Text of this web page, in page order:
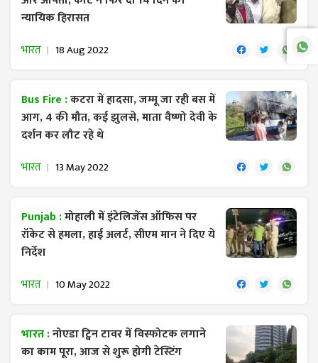
न्यायिक हिरासत
भारत 18 Aug 2022
Bus Fire :कटरा में हादसा, जम्मू जा रही बस में
आग, 4 की मौत, कई झुलसे, माता वैष्णो देवी के
दर्शन कर लौट रहे थे
भारत 13 May 2022
Punjab :मोहाली में इंटेलिजेंस ऑफिस पर
रॉकेट से हमला, हाई अलर्ट, सीएम मान ने दिए ये
निर्देश
भारत 10 May 2022
भारत :नोएडा ट्विन टावर में विस्फोटक लगाने
का काम पूरा, आज से शुरू होगी टेस्टिंग